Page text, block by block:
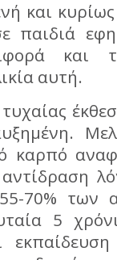
και
παιδιά
και
αυτή.
καρπό
70% των
5